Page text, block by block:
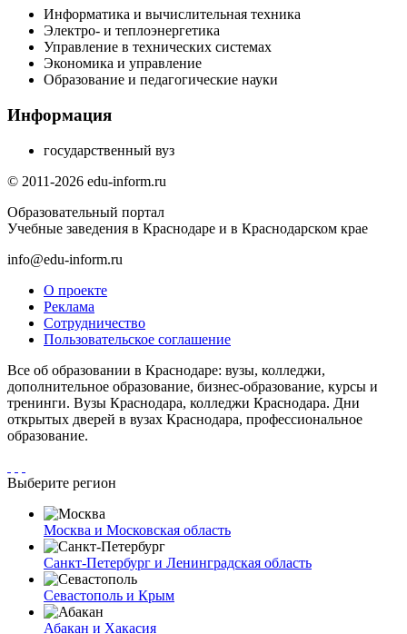
Информатика и вычислительная техника
Электро- и теплоэнергетика
Управление в технических системах
Экономика и управление
Образование и педагогические науки
Информация
государственный вуз
© 2011-2026 edu-inform.ru
Образовательный портал
Учебные заведения в Краснодаре и в Краснодарском крае
info@edu-inform.ru
О проекте
Реклама
Сотрудничество
Пользовательское соглашение
Все об образовании в Краснодаре: вузы, колледжи,
дополнительное образование, бизнес-образование, курсы и
тренинги. Вузы Краснодара, колледжи Краснодара. Дни
открытых дверей в вузах Краснодара, профессиональное
образование.
Выберите регион
Москва и Московская область
Санкт-Петербург и Ленинградская область
Севастополь и Крым
Абакан и Хакасия